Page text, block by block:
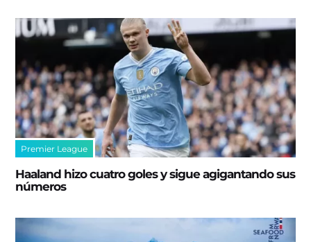
Premier League
Haaland hizo cuatro goles y sigue agigantando sus
números